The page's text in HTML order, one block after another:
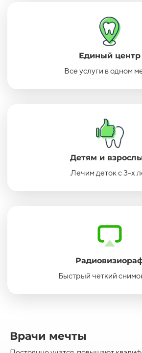
Единый центр
Все услуги в одном
Детям и
Лечим деток с 3-х
Быстрый четкий
Врачи мечты